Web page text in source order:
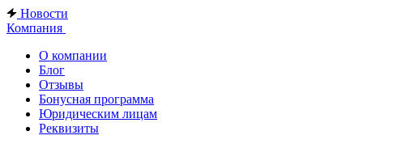
Новости
Компания
О компании
Блог
Отзывы
Бонусная программа
Юридическим лицам
Реквизиты